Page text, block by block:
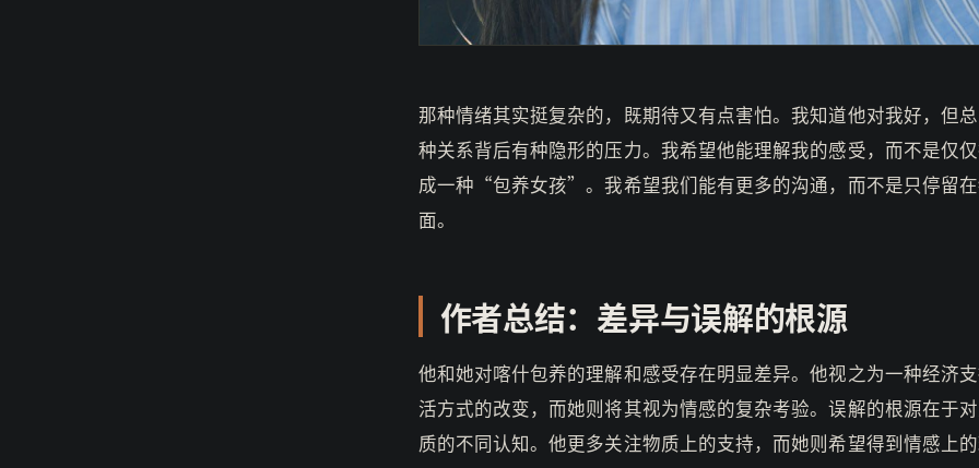
那种情绪其实挺复杂的，既期待又有点害怕。我知道他对我好，但
种关系背后有种隐形的压力。我希望他能理解我的感受，而不是仅
成一种“包养女孩”。我希望我们能有更多的沟通，而不是只停留
面。
作者总结：差异与误解的根源
他和她对喀什包养的理解和感受存在明显差异。他视之为一种经济
活方式的改变，而她则将其视为情感的复杂考验。误解的根源在于
质的不同认知。他更多关注物质上的支持，而她则希望得到情感上